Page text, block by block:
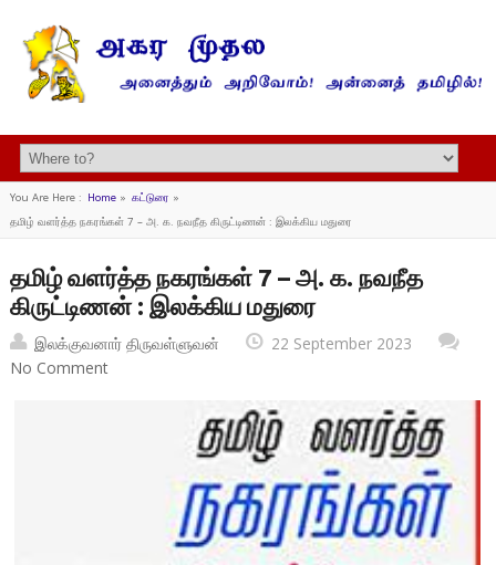
You Are Here : Home» கட்டுரை »
தமிழ் வளர்த்த நகரங்கள் 7 – அ. க. நவநீத கிருட்டிணன் : இலக்கிய மதுரை
தமிழ் வளர்த்த நகரங்கள் 7 – அ. க. நவநீத
கிருட்டிணன் : இலக்கிய மதுரை
இலக்குவனார் திருவள்ளுவன்
22 September 2023
No Comment